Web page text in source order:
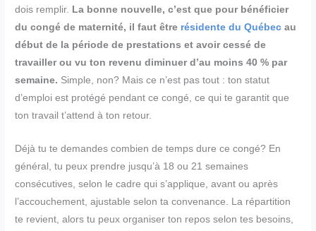
dois remplir. La bonne nouvelle, c’est que pour bénéficier
du congé de maternité, il faut être résidente du Québec au
début de la période de prestations et avoir cessé de
travailler ou vu ton revenu diminuer d’au moins 40 % par
semaine. Simple, non? Mais ce n’est pas tout : ton statut
d’emploi est protégé pendant ce congé, ce qui te garantit que
ton travail t’attend à ton retour.
Déjà tu te demandes combien de temps dure ce congé? En
général, tu peux prendre jusqu’à 18 ou 21 semaines
consécutives, selon le cadre qui s’applique, avant ou après
l’accouchement, ajustable selon ta convenance. La répartition
te revient, alors tu peux organiser ton repos selon tes besoins,